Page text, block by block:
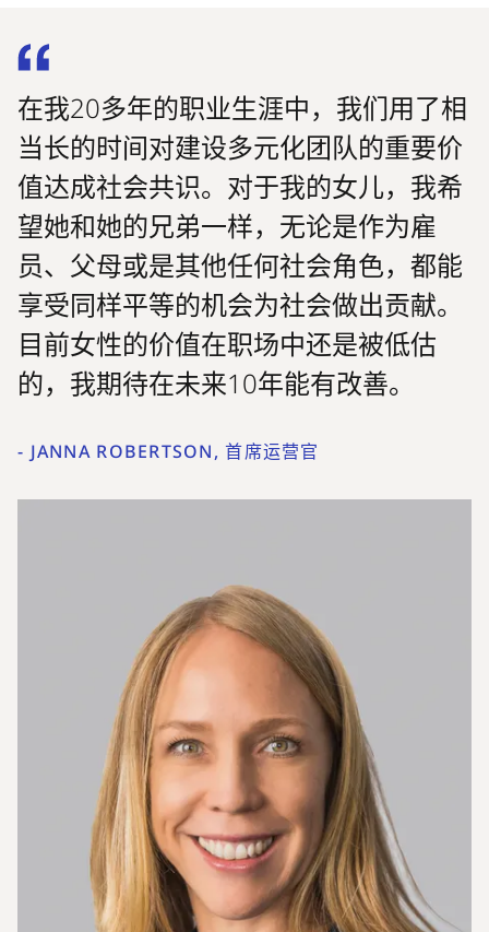
在我20多年的职业生涯中，我们用了相
当长的时间对建设多元化团队的重要价
值达成社会共识。对于我的女儿，我希
望她和她的兄弟一样，无论是作为雇
员、父母或是其他任何社会角色，都能
享受同样平等的机会为社会做出贡献。
目前女性的价值在职场中还是被低估
的，我期待在未来10年能有改善。
- JANNA ROBERTSON, 首席运营官